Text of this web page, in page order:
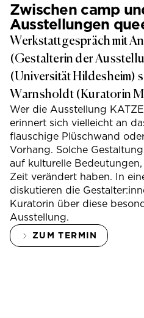
Zwischen camp
Ausstellungen
Werkstattgespräch mit
(Gestalterin der
(Universität Hildesheim)
Warnsholdt (Kuratorin
Wer die Ausstellung
erinnert sich vielleicht an
flauschige Plüschwand
Vorhang. Solche
auf kulturelle
Zeit verändert haben. In
diskutieren die
Kuratorin über diese
Ausstellung.
ZUM TERMIN